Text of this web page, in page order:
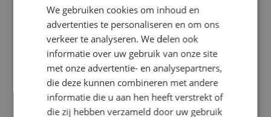
Specialisme
Beveiligingstechniek
Elektrotechniek
Energietechniek
Energietechniek
Beveiligingstechniek
Uitgelicht
Klimaatinstallaties
We gebruiken cookies om inhoud en
advertenties te personaliseren en om ons
verkeer te analyseren. We delen ook
informatie over uw gebruik van onze site
met onze advertentie- en analysepartners,
die deze kunnen combineren met andere
informatie die u aan hen heeft verstrekt of
die zij hebben verzameld door uw gebruik